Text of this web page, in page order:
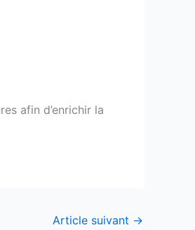
afin d’enrichir la
Article suivant →